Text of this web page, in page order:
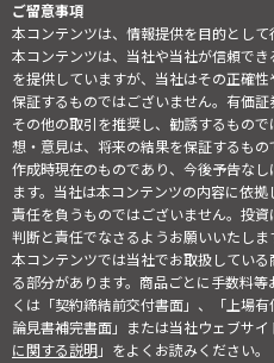
ご留意事項
本コンテンツは、情報提供を目的として
本コンテンツは、当社や当社が信頼で
を提供していますが、当社はその正確
保証するものではございません。有価証
その他の取引を推奨し、勧誘するもの
想・意見は、将来の結果を保証するも
作成時現在のものであり、今後予告な
ます。当社は本コンテンツの内容に依
責任を負うものではございません。投
判断と責任でなさるようお願いいたしま
本コンテンツでは当社でお取扱してい
る部分があります。商品ごとに手数料
くは「契約締結前交付書面」、「上場
論見書補完書面」または当社ウェブサイ
に関する説明」をよくお読みください。